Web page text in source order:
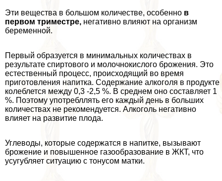
Эти вещества в большом количестве, особенно в
первом триместре, негативно влияют на организм
беременной.
Первый образуется в минимальных количествах в
результате спиртового и молочнокислого брожения. Это
естественный процесс, происходящий во время
приготовления напитка. Содержание алкоголя в продукте
колeблется между 0,3 -2,5 %. В среднем оно составляет 1
%. Поэтому употрeбллять его каждый день в больших
количествах не рекомендуется. Алкоголь негативно
влияет на развитие плода.
Углеводы, которые содержатся в напитке, вызывают
брожение и повышенное газообразование в ЖКТ, что
усугубляет ситуацию с тонусом матки.